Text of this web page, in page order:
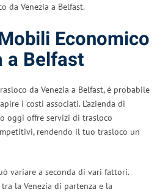
da Venezia a Belfast.
Economico
a Belfast
da Venezia a Belfast, è probabile
i costi associati. L’azienda di
oggi offre servizi di trasloco
rendendo il tuo trasloco un
variare a seconda di vari fattori.
la Venezia di partenza e la